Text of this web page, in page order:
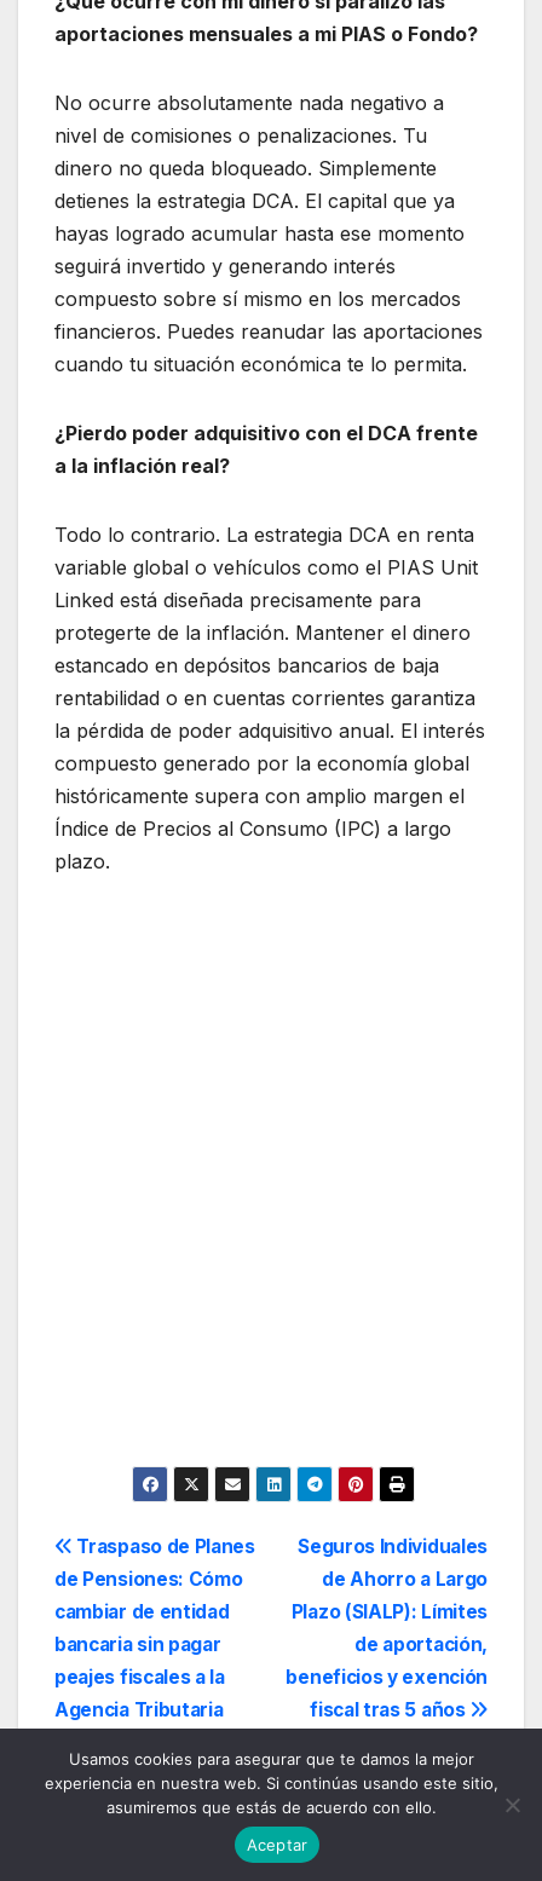
aportaciones mensuales a mi PIAS o Fondo?
No ocurre absolutamente nada negativo a
nivel de comisiones o penalizaciones. Tu
dinero no queda bloqueado. Simplemente
detienes la estrategia DCA. El capital que ya
hayas logrado acumular hasta ese momento
seguirá invertido y generando interés
compuesto sobre sí mismo en los mercados
financieros. Puedes reanudar las aportaciones
cuando tu situación económica te lo permita.
¿Pierdo poder adquisitivo con el DCA frente
a la inflación real?
Todo lo contrario. La estrategia DCA en renta
variable global o vehículos como el PIAS Unit
Linked está diseñada precisamente para
protegerte de la inflación. Mantener el dinero
estancado en depósitos bancarios de baja
rentabilidad o en cuentas corrientes garantiza
la pérdida de poder adquisitivo anual. El interés
compuesto generado por la economía global
históricamente supera con amplio margen el
Índice de Precios al Consumo (IPC) a largo
plazo.
Navegación
de
entradas
Seguros Individuales
de Ahorro a Largo
Plazo (SIALP): Límites
de aportación,
beneficios y exención
fiscal tras 5 años
Traspaso de Planes
de Pensiones: Cómo
cambiar de entidad
bancaria sin pagar
peajes fiscales a la
Agencia Tributaria
PorJosep
Usamos cookies para asegurar que te damos la mejor
experiencia en nuestra web. Si continúas usando este sitio,
asumiremos que estás de acuerdo con ello.
Aceptar